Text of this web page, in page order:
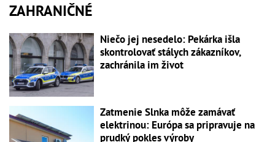
ZAHRANIČNÉ
Niečo jej nesedelo: Pekárka išla
skontrolovať stálych zákazníkov,
zachránila im život
Zatmenie Slnka môže zamávať
elektrinou: Európa sa pripravuje na
prudký pokles výroby